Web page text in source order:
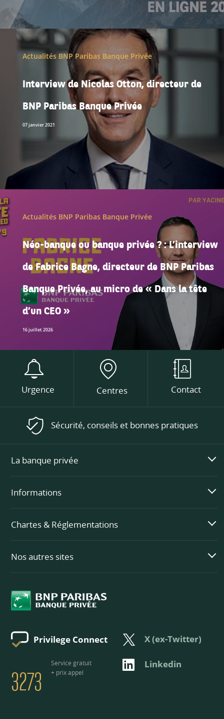
Actualités BNP Paribas Banque Privée
Interview de Nicolas Otton, directeur de
BNP Paribas Banque Privée
07 janvier 2021
Actualités BNP Paribas Banque Privée
Néo-banque ou banque privée ? : L’interview
de Fabrice Bagne, directeur de BNP Paribas
Banque Privée, au micro de « Dans la tête
d’un CEO »
16 juillet 2026
Urgence Centres Contact
Sécurité, conseils et bonnes pratiques
La banque privée
Informations
Chartes & Réglementations
Nos autres sites
Privilege Connect
3273
Service gratuit
+ prix appel
X (ex-Twitter)
Linkedin